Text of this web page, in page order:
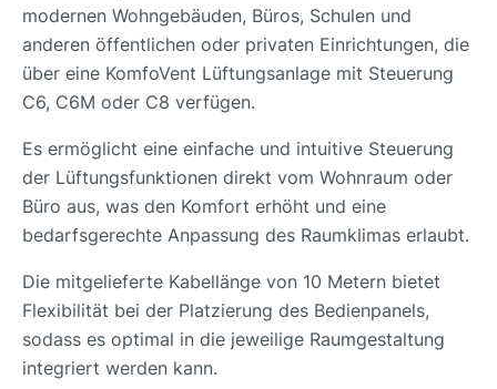
modernen Wohngebäuden, Büros, Schulen und
anderen öffentlichen oder privaten Einrichtungen, die
über eine KomfoVent Lüftungsanlage mit Steuerung
C6, C6M oder C8 verfügen.
Es ermöglicht eine einfache und intuitive Steuerung
der Lüftungsfunktionen direkt vom Wohnraum oder
Büro aus, was den Komfort erhöht und eine
bedarfsgerechte Anpassung des Raumklimas erlaubt.
Die mitgelieferte Kabellänge von 10 Metern bietet
Flexibilität bei der Platzierung des Bedienpanels,
sodass es optimal in die jeweilige Raumgestaltung
integriert werden kann.